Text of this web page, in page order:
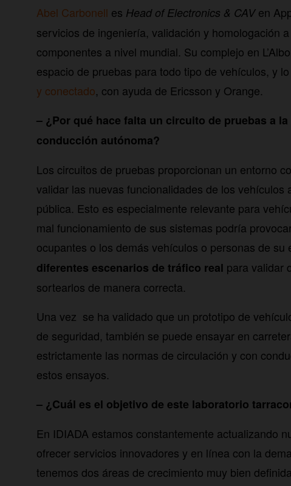
Abel Carbonell es Head of Electronics & CAVen
servicios de ingeniería, validación y homologación
componentes a nivel mundial. Su complejo en
espacio de pruebas para todo tipo de vehículos, y
y conectado, con ayuda de Ericsson y Orange.
– ¿Por qué hace falta un circuito de pruebas a
conducción autónoma?
Los circuitos de pruebas proporcionan un entorno
validar las nuevas funcionalidades de los
pública. Esto es especialmente relevante para
mal funcionamiento de sus sistemas podría
ocupantes o los demás vehículos o personas de su
diferentes escenarios de tráfico real para validar
sortearlos de manera correcta.
Una vez se ha validado que un prototipo de
de seguridad, también se puede ensayar en
estrictamente las normas de circulación y con
estos ensayos.
– ¿Cuál es el objetivo de este laboratorio
En IDIADA estamos constantemente actualizando
ofrecer servicios innovadores y en línea con la
tenemos dos áreas de crecimiento muy bien